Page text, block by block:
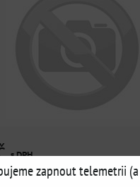
s DPH
zapnout telemetrii